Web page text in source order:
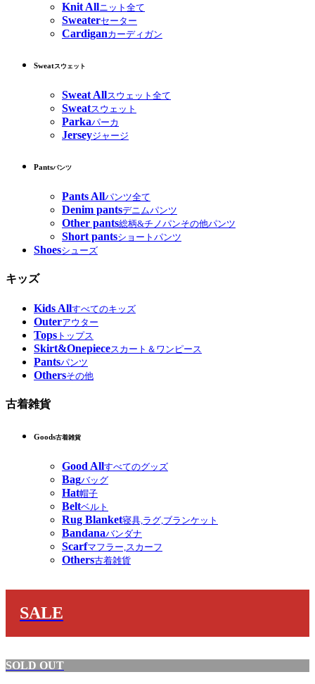
Knit Allニット全て
Sweaterセーター
Cardiganカーディガン
Sweatスウェット
Sweat Allスウェット全て
Sweatスウェット
Parkaパーカ
Jerseyジャージ
Pantsパンツ
Pants Allパンツ全て
Denim pantsデニムパンツ
Other pants総柄&チノパンその他パンツ
Short pantsショートパンツ
Shoesシューズ
キッズ
Kids Allすべてのキッズ
Outerアウター
Tops トップス
Skirt&Onepieceスカート＆ワンピース
Pantsパンツ
Othersその他
古着雑貨
Goods古着雑貨
Good Allすべてのグッズ
Bagバッグ
Hat帽子
Beltベルト
Rug Blanket寝具,ラグ,ブランケット
Bandanaバンダナ
Scarfマフラー,スカーフ
Others古着雑貨
SALE
SOLD OUT